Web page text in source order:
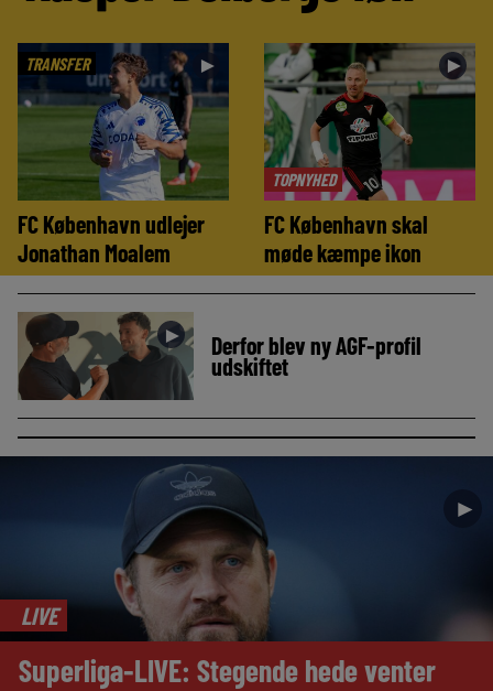
TRANSFER ►
FC København udlejer
Jonathan Moalem
TOPNYHED
►
FC København skal
møde kæmpe ikon
► Derfor blev ny AGF-profil
udskiftet
►
LIVE
Superliga-LIVE: Stegende hede venter